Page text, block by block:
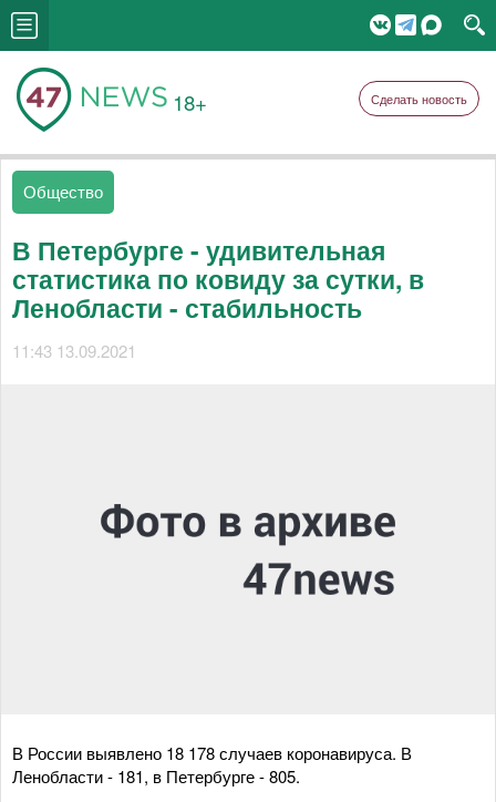
18+ Сделать новость
Общество
В Петербурге - удивительная
статистика по ковиду за сутки, в
Ленобласти - стабильность
11:43 13.09.2021
В России выявлено 18 178 случаев коронавируса. В
Ленобласти - 181, в Петербурге - 805.